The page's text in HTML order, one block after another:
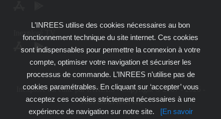
Inexploré TV
Inexploré est édité par INREES - Copyright © 2007 - 2026 -
Tous droits réservés
L’INREES utilise des cookies nécessaires au bon
fonctionnement technique du site internet. Ces cookies
sont indispensables pour permettre la connexion à votre
compte, optimiser votre navigation et sécuriser les
processus de commande. L’INREES n’utilise pas de
cookies paramétrables. En cliquant sur ‘accepter’ vous
acceptez ces cookies strictement nécessaires à une
expérience de navigation sur notre site.
[En savoir